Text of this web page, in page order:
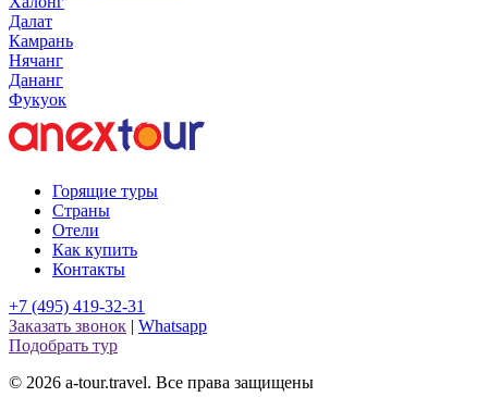
Далат
Камрань
Нячанг
Дананг
Фукуок
Горящие туры
Страны
Отели
Как купить
Контакты
+7 (495) 419-32-31
Заказать звонок | Whatsapp
Подобрать тур
© 2026 a-tour.travel. Все права защищены